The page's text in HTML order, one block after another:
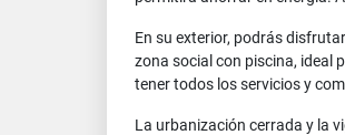
En su exterior, podrás
zona social con piscina, ideal
tener todos los servicios y
La urbanización cerrada y la